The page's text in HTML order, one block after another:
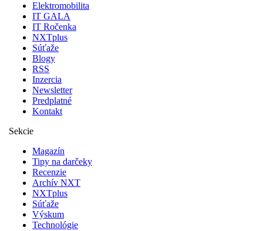
Elektromobilita
IT GALA
IT Ročenka
NXTplus
Súťaže
Blogy
RSS
Inzercia
Newsletter
Predplatné
Kontakt
Sekcie
Magazín
Tipy na darčeky
Recenzie
Archív NXT
NXTplus
Súťaže
Výskum
Technológie